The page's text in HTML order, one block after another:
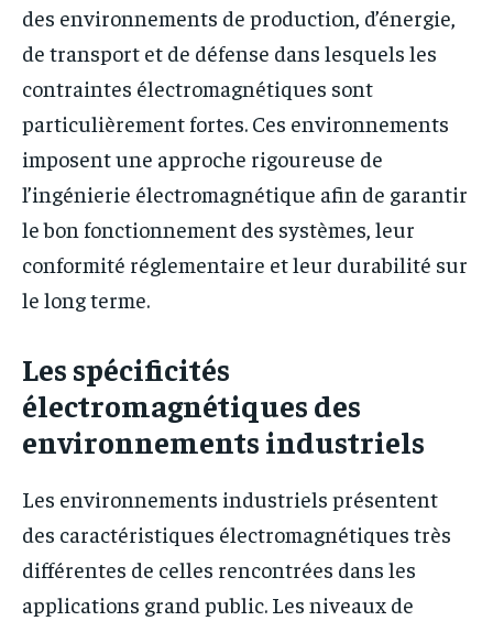
des environnements de production, d’énergie,
de transport et de défense dans lesquels les
contraintes électromagnétiques sont
particulièrement fortes. Ces environnements
imposent une approche rigoureuse de
l’ingénierie électromagnétique afin de garantir
le bon fonctionnement des systèmes, leur
conformité réglementaire et leur durabilité sur
le long terme.
Les spécificités
électromagnétiques des
environnements industriels
Les environnements industriels présentent
des caractéristiques électromagnétiques très
différentes de celles rencontrées dans les
applications grand public. Les niveaux de